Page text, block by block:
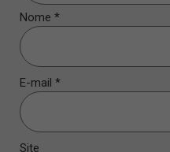
Nome *
E-mail *
Site